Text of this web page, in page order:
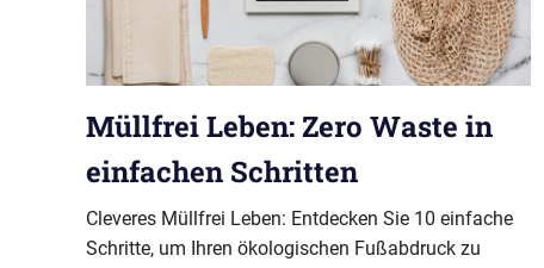
Müllfrei Leben: Zero Waste in
einfachen Schritten
Cleveres Müllfrei Leben: Entdecken Sie 10 einfache
Schritte, um Ihren ökologischen Fußabdruck zu